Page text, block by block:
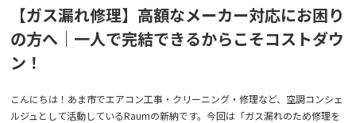
【ガス漏れ修理】高額なメーカー対応にお困り
の方へ｜一人で完結できるからこそコストダウ
ン！
こんにちは！あま市でエアコン工事・クリーニング・修理など、空調コンシェ
ルジュとして活動しているRaumの新納です。今回は「ガス漏れのため修理を